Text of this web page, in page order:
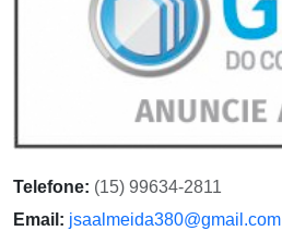
Telefone: (15) 99634-2811
Email: jsaalmeida380@gmail.com